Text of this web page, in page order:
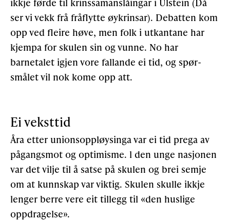
ser vi vekk frå fråflytte øykrinsar). Debatten kom
opp ved fleire høve, men folk i utkantane har
kjempa for skulen sin og vunne. No har
barnetalet igjen vore fallande ei tid, og spør­
smålet vil nok kome opp att.
Ei veksttid
Åra etter unionsoppløysinga var ei tid prega av
pågangsmot og optimisme. l den unge nasjonen
var det vilje til å satse på skulen og brei semje
om at kunnskap var viktig. Skulen skulle ikkje
lenger berre vere eit tillegg til «den huslige
oppdragelse».